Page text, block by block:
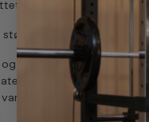
for stabil og sikker
5,0 meter.
nedfald